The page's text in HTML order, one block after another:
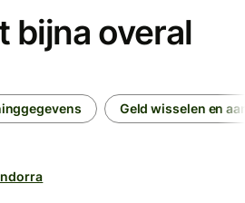
bijna overal
Geld wisselen en